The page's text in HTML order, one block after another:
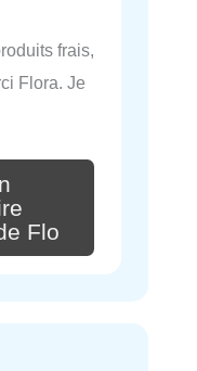
frais,
Flora. Je
Flo